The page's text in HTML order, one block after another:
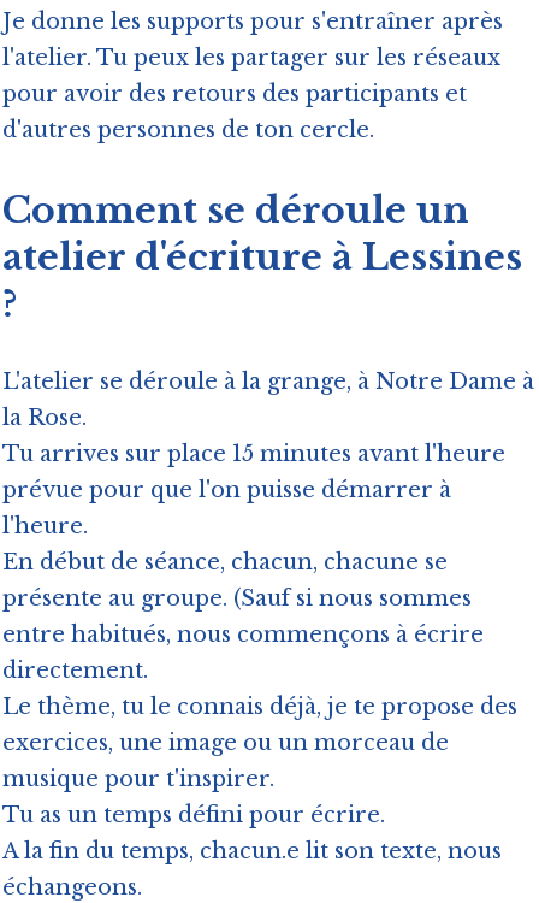
Je donne les supports pour s'entraîner après
l'atelier. Tu peux les partager sur les réseaux
pour avoir des retours des participants et
d'autres personnes de ton cercle.
Comment se déroule un
atelier d'écriture à Lessines
?
L'atelier se déroule à la grange, à Notre Dame à
la Rose.
Tu arrives sur place 15 minutes avant l'heure
prévue pour que l'on puisse démarrer à
l'heure.
En début de séance, chacun, chacune se
présente au groupe. (Sauf si nous sommes
entre habitués, nous commençons à écrire
directement.
Le thème, tu le connais déjà, je te propose des
exercices, une image ou un morceau de
musique pour t'inspirer.
Tu as un temps défini pour écrire.
A la fin du temps, chacun.e lit son texte, nous
échangeons.